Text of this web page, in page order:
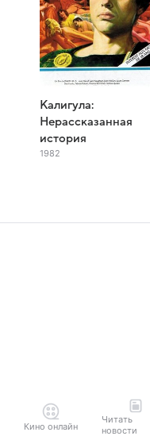
Калигула:
Нерассказанная
история
1982
Кино онлайн
Читать
новости